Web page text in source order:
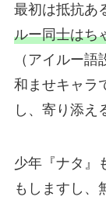
最初は抵抗あ
ルー同士はち
（アイルー語
和ませキャラ
し、寄り添え
少年『ナタ』
もしますし、